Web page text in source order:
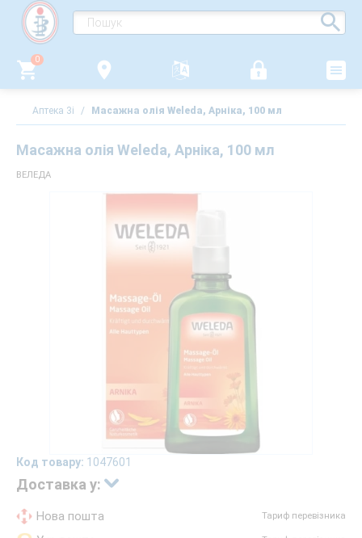
0
Аптека 3i / Масажна олія Weleda, Арніка, 100 мл
Масажна олія Weleda, Арніка, 100 мл
ВЕЛЕДА
Код товару: 1047601
Доставка у:
Нова пошта Тариф перевізника